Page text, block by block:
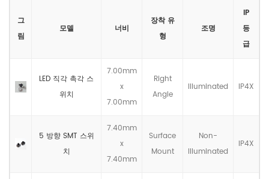
그
림
모델 너비
장착 유
형
조명
IP
등
급
LED 직각 촉각 스
위치
7.00mm
x
7.00mm
Right
Angle
llluminated IP4X
5 방향 SMT 스위
치
7.40mm
x
7.40mm
Surface
Mount
Non-
llluminated
IP4X